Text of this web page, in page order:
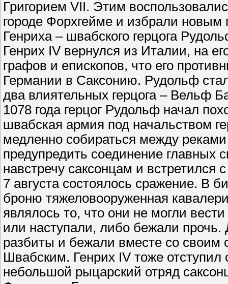
Григорием VII. Этим
городе Форхгейме и избрали новым
Генриха – швабского герцога
Генрих IV вернулся из Италии, на
графов и епископов, что его
Германии в Саксонию. Рудольф
два влиятельных герцога – Вельф
1078 года герцог Рудольф начал
швабская армия под начальством
медленно собираться между
предупредить соединение
навстречу саксонцам и
7 августа состоялось сражение. В
броню тяжеловооруженная
являлось то, что они не могли
или наступали, либо бежали
разбиты и бежали вместе со
Швабским. Генрих IV тоже отступил
небольшой рыцарский отряд